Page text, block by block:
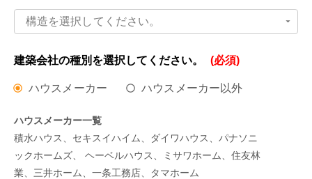
構造を選択してください。
建築会社の種別を選択してください。 (必須)
ハウスメーカー ハウスメーカー以外
ハウスメーカー一覧
積水ハウス、セキスイハイム、ダイワハウス、パナソニ
ックホームズ、 ヘーベルハウス、ミサワホーム、住友林
業、三井ホーム、一条工務店、タマホーム